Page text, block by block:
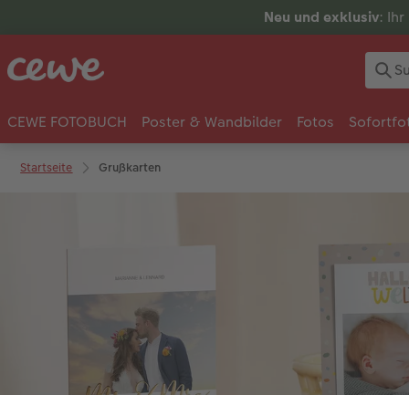
Neu und exklusiv: Ihr
CEWE FOTOBUCH Poster & Wandbilder Fotos
Startseite Grußkarten